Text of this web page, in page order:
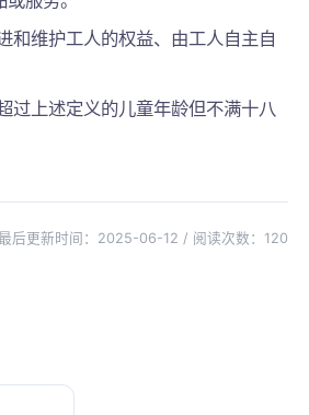
和维护工人的权益、由工人自主自
过上述定义的儿童年龄但不满十八
后更新时间：2025-06-12 / 阅读次数： 120